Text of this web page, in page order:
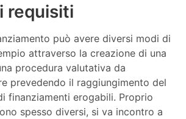
requisiti
può avere diversi modi di
attraverso la creazione di una
procedura valutativa da
prevedendo il raggiungimento del
finanziamenti erogabili. Proprio
spesso diversi, si va incontro a